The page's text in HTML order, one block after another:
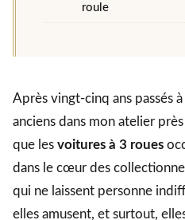
roule
Après vingt-cinq ans passés
anciens dans mon atelier
que les voitures à 3 roues
dans le cœur des
qui ne laissent personne
elles amusent, et surtout,